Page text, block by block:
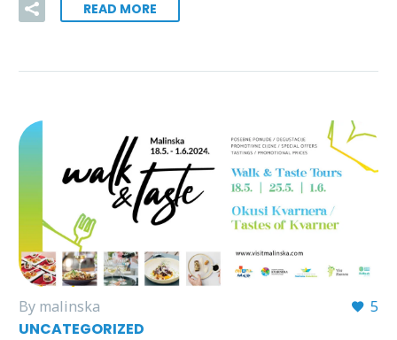
READ MORE
5
By malinska
UNCATEGORIZED